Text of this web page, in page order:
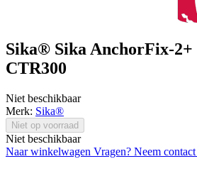
Sika® Sika AnchorFix-2+
CTR300
Niet beschikbaar
Merk: Sika®
Niet op voorraad
Niet beschikbaar
Naar winkelwagen Vragen? Neem